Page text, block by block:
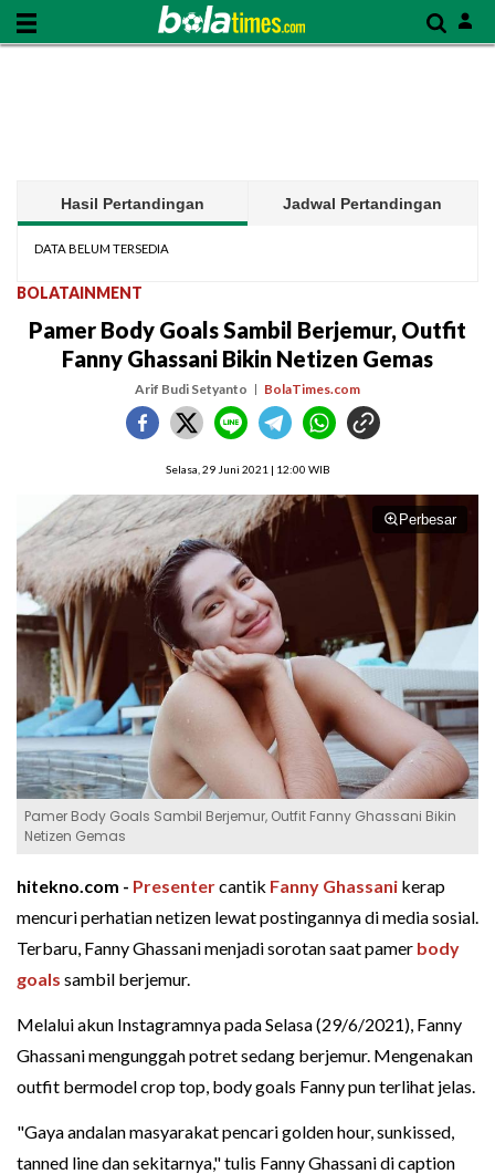
Hasil Pertandingan Jadwal Pertandingan
DATA BELUM TERSEDIA
BOLATAINMENT
Pamer Body Goals Sambil Berjemur, Outfit
Fanny Ghassani Bikin Netizen Gemas
Arif Budi Setyanto BolaTimes.com
Selasa, 29 Juni 2021 | 12:00 WIB
Perbesar
Pamer Body Goals Sambil Berjemur, Outfit Fanny Ghassani Bikin
Netizen Gemas
hitekno.com - Presentercantik Fanny Ghassani kerap
mencuri perhatian netizen lewat postingannya di media sosial.
Terbaru, Fanny Ghassani menjadi sorotan saat pamer body
goals sambil berjemur.
Melalui akun Instagramnya pada Selasa (29/6/2021), Fanny
Ghassani mengunggah potret sedang berjemur. Mengenakan
outfit bermodel crop top, body goals Fanny pun terlihat jelas.
"Gaya andalan masyarakat pencari golden hour, sunkissed,
tanned line dan sekitarnya," tulis Fanny Ghassani di caption